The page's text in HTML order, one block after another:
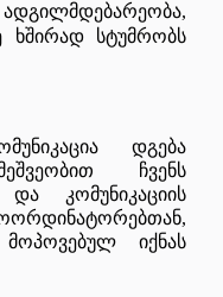
ხშირად სტუმრობს
დგება
ჩვენს
კომუნიკაციის
იქნას